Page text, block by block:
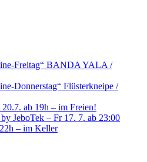
Freitag“ BANDA YALA /
Donnerstag“ Flüsterkneipe /
ab 19h – im Freien!
JeboTek – Fr 17. 7. ab 23:00
– im Keller